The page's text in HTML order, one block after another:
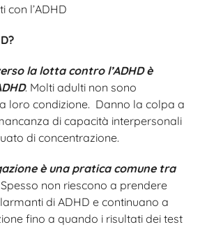
con l’ADHD
la lotta contro l’ADHD è
. Molti adulti non sono
loro condizione. Danno la colpa a
di capacità interpersonali
di concentrazione.
è una pratica comune tra
Spesso non riescono a prendere
di ADHD e continuano a
fino a quando i risultati dei test